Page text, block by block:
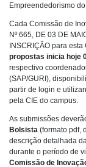
Empreendedorismo
Cada Comissão de
Nº 665, DE 03 DE
INSCRIÇÃO para
propostas inicia hoje
respectivo
(SAP/GURI),
partir de login e
pela CIE do campus.
As submissões
Bolsista (formato pdf,
descrição detalhada
durante o período de
Comissão de